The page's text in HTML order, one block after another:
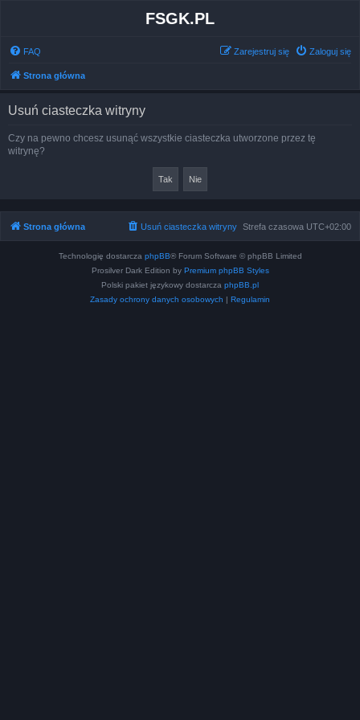
FSGK.PL
FAQ Zaloguj się
Zarejestruj się
Strona główna
Usuń ciasteczka witryny
Czy na pewno chcesz usunąć wszystkie ciasteczka utworzone przez tę
witrynę?
Strona główna Strefa czasowa UTC+02:00
Usuń ciasteczka witryny
Technologię dostarcza phpBB® Forum Software © phpBB Limited
Prosilver Dark Edition by Premium phpBB Styles
Polski pakiet językowy dostarcza phpBB.pl
Zasady ochrony danych osobowych | Regulamin